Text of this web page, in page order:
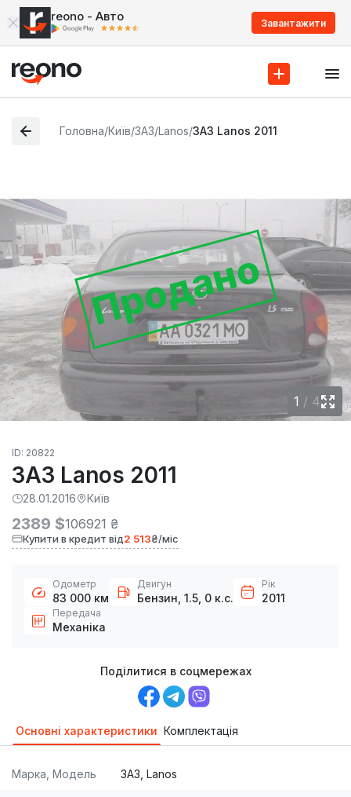
reono - Авто Завантажити
Головна/Київ/ЗАЗ/Lanos/ЗАЗ Lanos 2011
Продано
1 / 4
ID: 20822
ЗАЗ Lanos 2011
28.01.2016 Київ
2389 $106921 ₴
Купити в кредит від2 513₴/міс
Одометр
83 000 км
Двигун
Бензин, 1.5, 0 к.с.
Рік
2011
Передача
Механіка
Поділитися в соцмережах
Основні характеристики Комплектація
Марка, Модель ЗАЗ, Lanos